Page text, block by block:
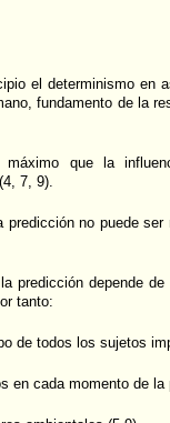
el determinismo en
fundamento de la
que la
7, 9).
predicción no puede
predicción depende
tanto:
de todos los sujetos
en cada momento de la